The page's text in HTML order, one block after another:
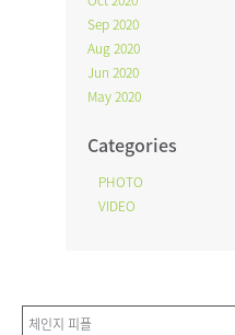
Sep 2020
Aug 2020
Jun 2020
May 2020
Categories
PHOTO
VIDEO
체인지 피플